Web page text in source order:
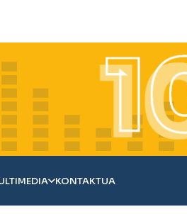
KONTAKTUA